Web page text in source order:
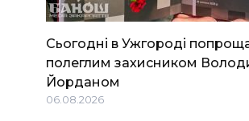
Сьогодні в Ужгороді
полеглим захисником
Йорданом
06.08.2026